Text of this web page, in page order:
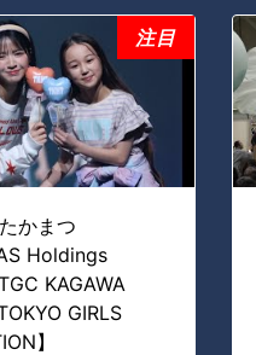
かまつ
Holdings
KAGAWA
GIRLS
】
注目